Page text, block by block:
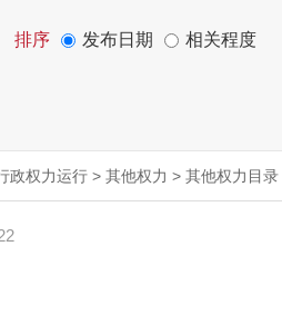
排序 发布日期 相关程度
政权力运行 > 其他权力 > 其他权力目录